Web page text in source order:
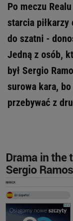
Po meczu
starcia piłkarzy
do szatni -
Jedną z osób,
był Sergio
surowa kara,
przebywać z